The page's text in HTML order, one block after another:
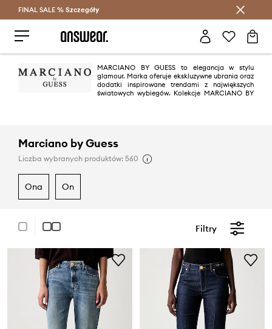
Oszczędzaj z Answear Club >
FINAL SALE % Szczegóły
MARCIANO BY GUESS to elegancja w stylu
glamour. Marka oferuje ekskluzywne ubrania oraz
dodatki inspirowane trendami z największych
światowych wybiegów. Kolekcje MARCIANO BY
Marciano by Guess
Liczba wybranych produktów: 560
ona on
Filtry